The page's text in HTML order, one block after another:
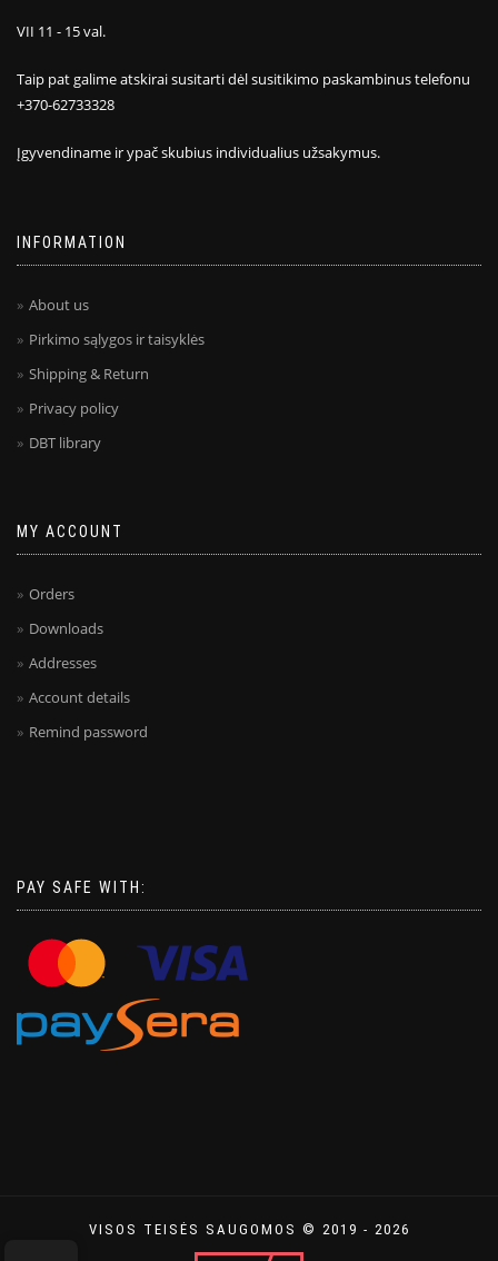
VII 11 - 15 val.
Taip pat galime atskirai susitarti dėl susitikimo paskambinus telefonu
+370-62733328
Įgyvendiname ir ypač skubius individualius užsakymus.
INFORMATION
About us
Pirkimo sąlygos ir taisyklės
Shipping & Return
Privacy policy
DBT library
MY ACCOUNT
Orders
Downloads
Addresses
Account details
Remind password
PAY SAFE WITH:
VISOS TEISĖS SAUGOMOS © 2019 - 2026